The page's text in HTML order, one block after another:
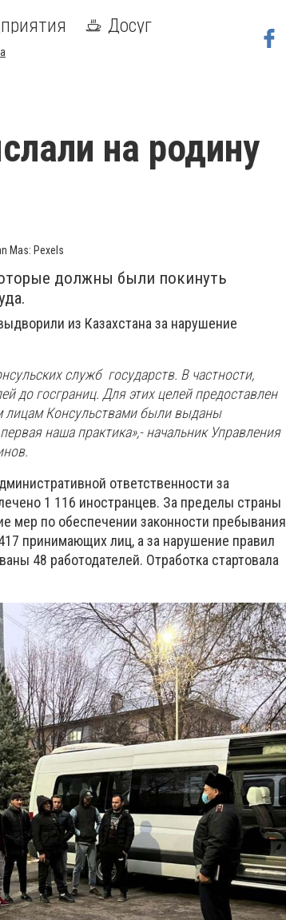
Досуг
на родину
Mas: Pexels
должны были покинуть
из Казахстана за нарушение
служб государств. В частности,
до госграниц. Для этих целей предоставлен
лицам Консульствами были выданы
наша практика»,-начальник Управления
ответственности за
1 116 иностранцев. За пределы страны
мер по обеспечении законности пребывания
принимающих лиц, а за нарушение правил
48 работодателей. Отработка стартовала